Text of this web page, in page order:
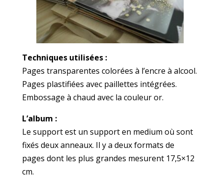
Techniques utilisées :
Pages transparentes colorées à l’encre à alcool.
Pages plastifiées avec paillettes intégrées.
Embossage à chaud avec la couleur or.
L’album :
Le support est un support en medium où sont
fixés deux anneaux. Il y a deux formats de
pages dont les plus grandes mesurent 17,5×12
cm.